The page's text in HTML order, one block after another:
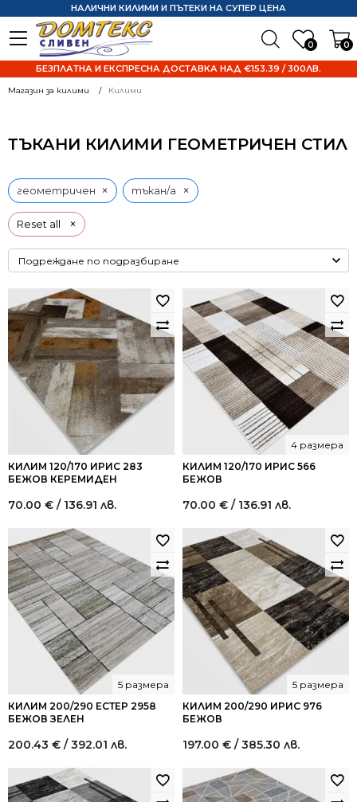
0 0
НАЛИЧНИ КИЛИМИ И ПЪТЕКИ НА СУПЕР ЦЕНА
БЕЗПЛАТНА И ЕКСПРЕСНА ДОСТАВКА НАД €153.39 / 300ЛВ.
Магазин за килими Килими
ТЪКАНИ КИЛИМИ ГЕОМЕТРИЧЕН СТИЛ
Reset all ×
геометричен × тъкан/а ×
КИЛИМ 120/170 ИРИС 283
БЕЖОВ КЕРЕМИДЕН
70.00 € / 136.91 лв.
КИЛИМ 120/170 ИРИС 566
БЕЖОВ
4 размера
70.00 € / 136.91 лв.
КИЛИМ 200/290 ЕСТЕР 2958
БЕЖОВ ЗЕЛЕН
5 размера
200.43 € / 392.01 лв.
КИЛИМ 200/290 ИРИС 976
БЕЖОВ
5 размера
197.00 € / 385.30 лв.